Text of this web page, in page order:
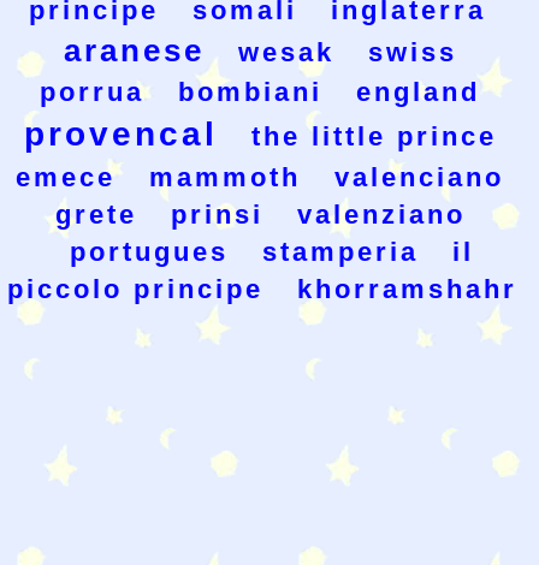
principe
somali inglaterra
aranese wesak
swiss
porrua
bombiani england
provencal
the little prince
emece
mammoth
valenciano
grete
prinsi
valenziano
portugues
stamperia
il
piccolo principe
khorramshahr